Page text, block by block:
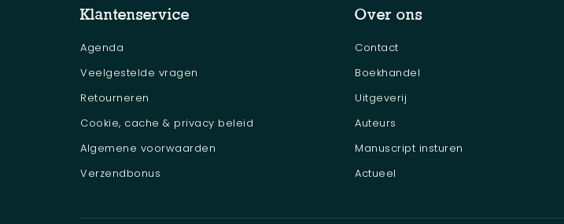
Klantenservice
Agenda
Veelgestelde vragen
Retourneren
Cookie, cache & privacy beleid
Algemene voorwaarden
Verzendbonus
Over ons
Contact
Boekhandel
Uitgeverij
Auteurs
Manuscript insturen
Actueel